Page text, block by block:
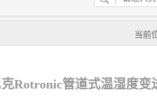
当前
Rotronic管道式温湿度变